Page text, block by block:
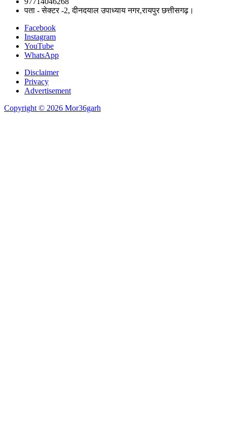
पता - सेक्टर -2, दीनदयाल उपाध्याय नगर,रायपुर छत्तीसगढ़।
Facebook
Instagram
YouTube
WhatsApp
Disclaimer
Privacy
Advertisement
Copyright © 2026 Mor36garh